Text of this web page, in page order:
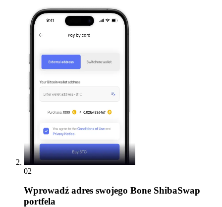
02
Wprowadź adres swojego Bone ShibaSwap
portfela